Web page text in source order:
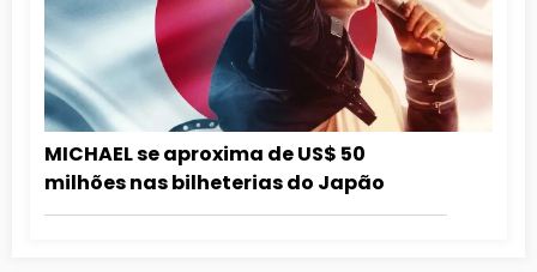
MICHAEL se aproxima de US$ 50
milhões nas bilheterias do Japão